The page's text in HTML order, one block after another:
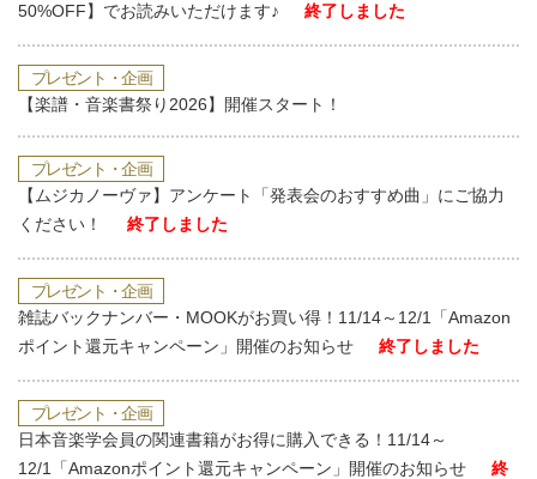
50%OFF】でお読みいただけます♪
終了しました
プレゼント・企画
【楽譜・音楽書祭り2026】開催スタート！
プレゼント・企画
【ムジカノーヴァ】アンケート「発表会のおすすめ曲」にご協力
ください！
終了しました
プレゼント・企画
雑誌バックナンバー・MOOKがお買い得！11/14～12/1「Amazon
ポイント還元キャンペーン」開催のお知らせ
終了しました
プレゼント・企画
日本音楽学会員の関連書籍がお得に購入できる！11/14～
12/1「Amazonポイント還元キャンペーン」開催のお知らせ
終